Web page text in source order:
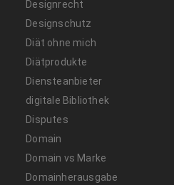
Designrecht
Designschutz
Diät ohne mich
Diätprodukte
Diensteanbieter
digitale Bibliothek
Disputes
Domain
Domain vs Marke
Domainherausgabe